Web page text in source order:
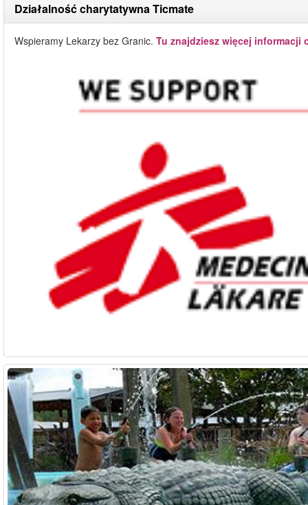
Działalność charytatywna Ticmate
Wspieramy Lekarzy bez Granic. Tu znajdziesz więcej informacji